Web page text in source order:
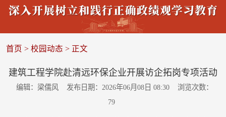
首页 > 校园动态 > 正文
建筑工程学院赴清远环保企业开展访企拓岗专项活动
编辑：梁儒风 发布日期：2026年06月08日 08:30
浏览次数：
79